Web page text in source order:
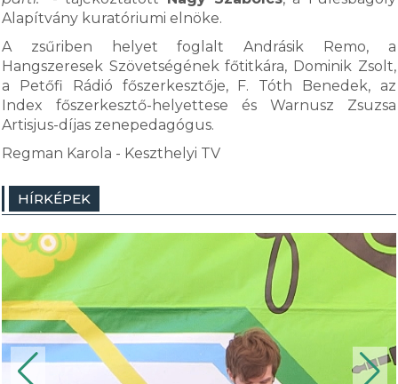
Alapítvány kuratóriumi elnöke.
A zsűriben helyet foglalt Andrásik Remo, a
Hangszeresek Szövetségének főtitkára, Dominik Zsolt,
a Petőfi Rádió főszerkesztője, F. Tóth Benedek, az
Index főszerkesztő-helyettese és Warnusz Zsuzsa
Artisjus-díjas zenepedagógus.
Regman Karola - Keszthelyi TV
HÍRKÉPEK